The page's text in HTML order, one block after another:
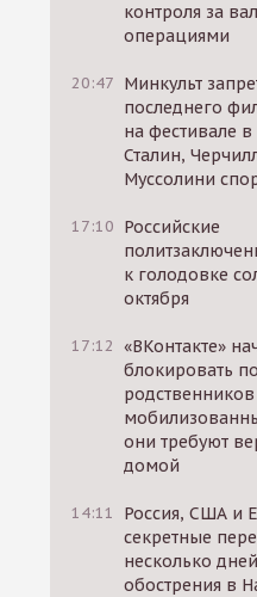
контроля за
операциями
20:47 Минкульт
последнего
на фестивале
Сталин,
Муссолини
17:10 Российские
к голодовке
октября
17:12 «ВКонтакте»
блокировать
родственников
они требуют
домой
14:11
Россия, США и
секретные
несколько
обострения в